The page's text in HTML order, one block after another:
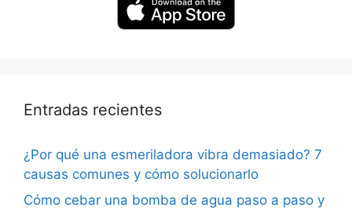
Entradas recientes
¿Por qué una esmeriladora vibra demasiado? 7
causas comunes y cómo solucionarlo
Cómo cebar una bomba de agua paso a paso y